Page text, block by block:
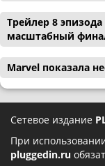
Трейлер 8
масштабный
Marvel показала
Сетевое издание
При
pluggedin.ru